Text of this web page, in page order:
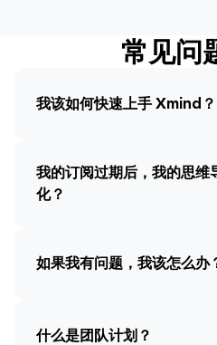
常见问
我该如何快速上手 Xmind？
我的订阅过期后，我的思维
化？
如果我有问题，我该怎么办
什么是团队计划？